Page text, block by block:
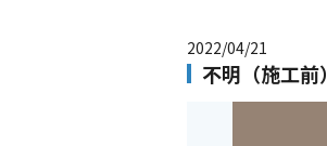
2022/04/21
不明（施工前）